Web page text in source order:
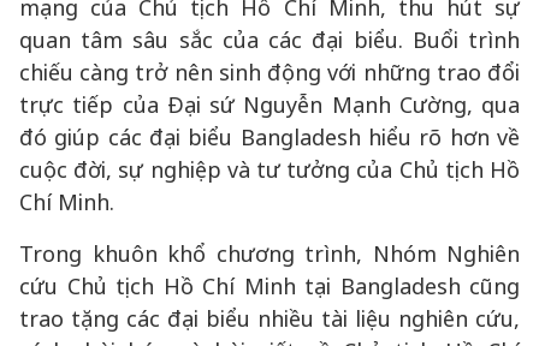
mạng của Chủ tịch Hồ Chí Minh, thu hút sự
quan tâm sâu sắc của các đại biểu. Buổi trình
chiếu càng trở nên sinh động với những trao đổi
trực tiếp của Đại sứ Nguyễn Mạnh Cường, qua
đó giúp các đại biểu Bangladesh hiểu rõ hơn về
cuộc đời, sự nghiệp và tư tưởng của Chủ tịch Hồ
Chí Minh.
Trong khuôn khổ chương trình, Nhóm Nghiên
cứu Chủ tịch Hồ Chí Minh tại Bangladesh cũng
trao tặng các đại biểu nhiều tài liệu nghiên cứu,